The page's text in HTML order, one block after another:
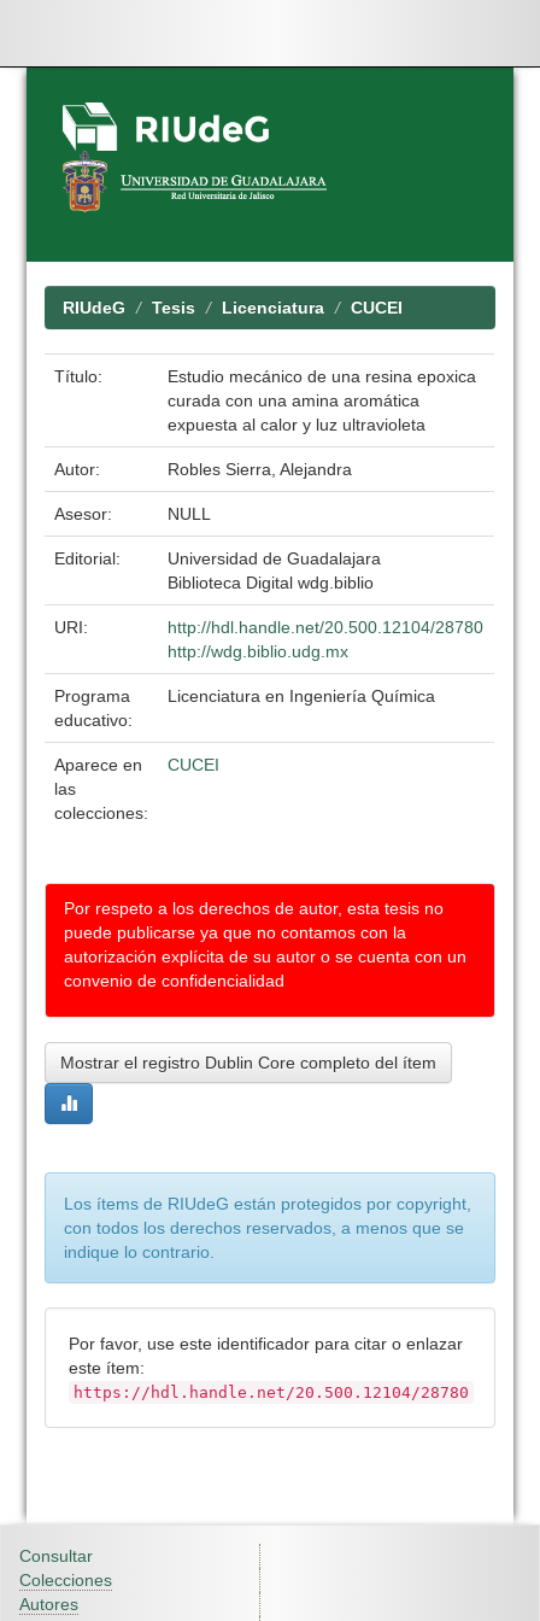
Skip
navigation
RIUdeG Tesis Licenciatura CUCEI
Título:
Estudio mecánico de una resina epoxica
curada con una amina aromática
expuesta al calor y luz ultravioleta
Autor: Robles Sierra, Alejandra
Asesor: NULL
Editorial:
Universidad de Guadalajara
Biblioteca Digital wdg.biblio
URI:
http://hdl.handle.net/20.500.12104/28780
http://wdg.biblio.udg.mx
Programa
educativo:
Licenciatura en Ingeniería Química
Aparece en
las
colecciones:
CUCEI
Por respeto a los derechos de autor, esta tesis no
puede publicarse ya que no contamos con la
autorización explícita de su autor o se cuenta con un
convenio de confidencialidad
Mostrar el registro Dublin Core completo del ítem
Los ítems de RIUdeG están protegidos por copyright,
con todos los derechos reservados, a menos que se
indique lo contrario.
Por favor, use este identificador para citar o enlazar
este ítem:
https://hdl.handle.net/20.500.12104/28780
Consultar
Colecciones
Autores